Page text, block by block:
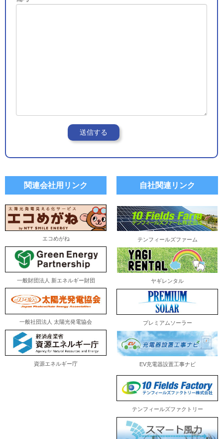
関連会社用リンク
エコめがね
一般財団法人 新エネルギー財団
一般社団法人 太陽光発電協会
資源エネルギー庁
自社関連リンク
テンフィールズファーム
ヤギレンタル
プレミアムソーラー
EV充電器設置工事ナビ
テンフィールズファクトリー